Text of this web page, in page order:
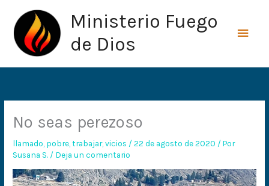
contenido
Ministerio Fuego
de Dios
No seas perezoso
llamado pobre ,trabajar,vicios /22 de agosto de 2020 / Por
Susana S. / Deja un comentario